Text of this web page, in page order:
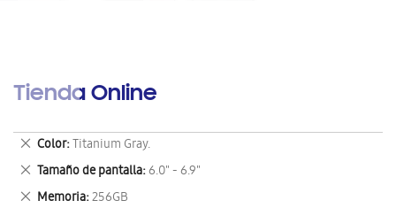
Tienda Online
Color Titanium Gray.
Eliminar
este
artículo
Tamaño de pantalla 6.0" - 6.9"
Eliminar
este
Memoria 256GB
Eliminar